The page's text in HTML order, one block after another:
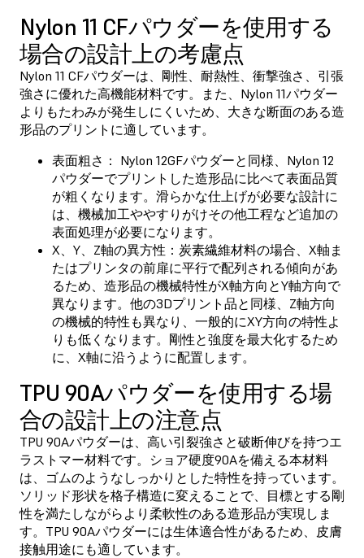
Nylon 11 CFパウダーを使用する
場合の設計上の考慮点
Nylon 11 CFパウダーは、剛性、耐熱性、衝撃強さ、引張
強さに優れた高機能材料です。また、Nylon 11パウダー
よりもたわみが発生しにくいため、大きな断面のある造
形品のプリントに適しています。
表面粗さ： Nylon 12GFパウダーと同様、Nylon 12
パウダーでプリントした造形品に比べて表面品質
が粗くなります。滑らかな仕上げが必要な設計に
は、機械加工ややすりがけその他工程など追加の
表面処理が必要になります。
X、Y、Z軸の異方性：炭素繊維材料の場合、X軸ま
たはプリンタの前扉に平行で配列される傾向があ
るため、造形品の機械特性がX軸方向とY軸方向で
異なります。他の3Dプリント品と同様、Z軸方向
の機械的特性も異なり、一般的にXY方向の特性よ
りも低くなります。剛性と強度を最大化するため
に、X軸に沿うように配置します。
TPU 90Aパウダーを使用する場
合の設計上の注意点
TPU 90Aパウダーは、高い引裂強さと破断伸びを持つエ
ラストマー材料です。ショア硬度90Aを備える本材料
は、ゴムのようなしっかりとした特性を持っています。
ソリッド形状を格子構造に変えることで、目標とする剛
性を満たしながらより柔軟性のある造形品が実現しま
す。TPU 90Aパウダーには生体適合性があるため、皮膚
接触用途にも適しています。